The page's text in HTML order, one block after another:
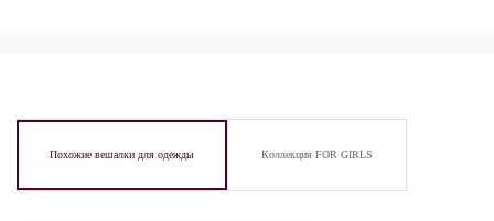
Похожие вешалки для одежды Коллекция FOR GIRLS